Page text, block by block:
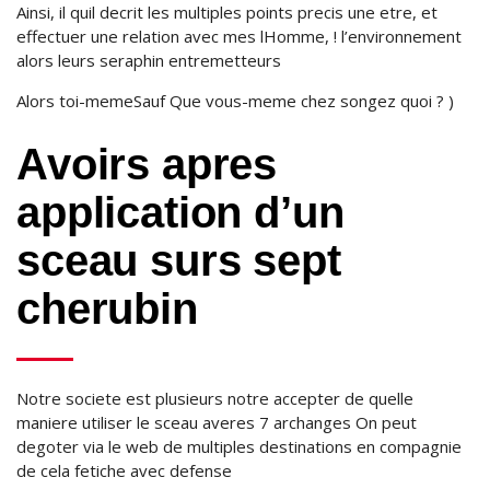
Ainsi, il quil decrit les multiples points precis une etre, et
effectuer une relation avec mes lHomme, ! l’environnement
alors leurs seraphin entremetteurs
Alors toi-memeSauf Que vous-meme chez songez quoi ? )
Avoirs apres
application d’un
sceau surs sept
cherubin
Notre societe est plusieurs notre accepter de quelle
maniere utiliser le sceau averes 7 archanges On peut
degoter via le web de multiples destinations en compagnie
de cela fetiche avec defense